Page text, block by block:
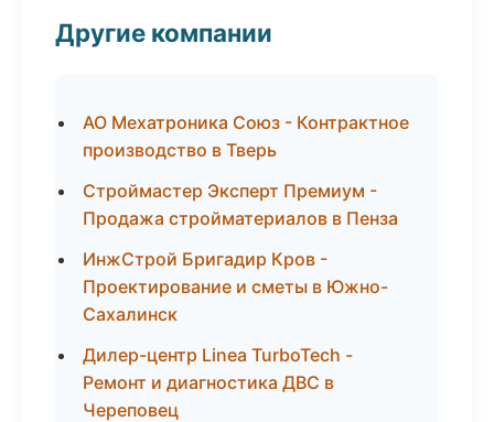
Другие компании
АО Мехатроника Союз - Контрактное
производство в Тверь
Строймастер Эксперт Премиум -
Продажа стройматериалов в Пенза
ИнжСтрой Бригадир Кров -
Проектирование и сметы в Южно-
Сахалинск
Дилер-центр Linea TurboTech -
Ремонт и диагностика ДВС в
Череповец